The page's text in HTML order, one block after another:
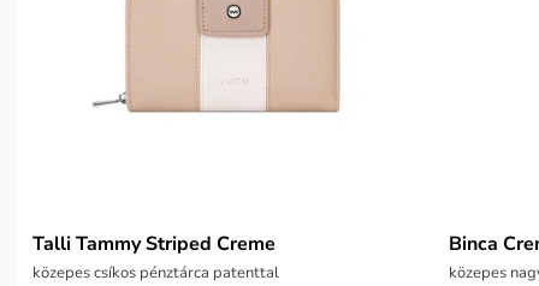
Talli Tammy Striped Creme
közepes csíkos pénztárca patenttal
Binca
közepes